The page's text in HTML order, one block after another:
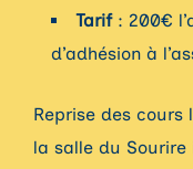
Tarif: 200€
d’adhésion à
Reprise des cours
la salle du Sourire